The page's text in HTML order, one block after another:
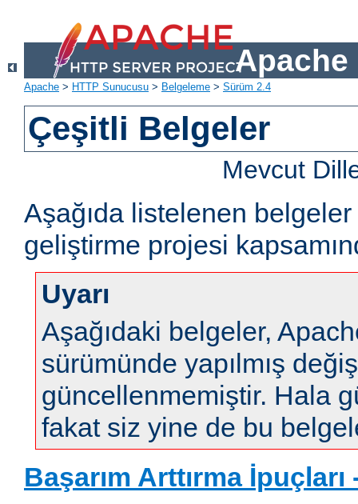
Apache
Apache > HTTP Sunucusu > Belgeleme > Sürüm 2.4
Çeşitli Belgeler
Mevcut
Aşağıda listelenen
geliştirme projesi
Uyarı
Aşağıdaki belgeler,
sürümünde yapılmış
güncellenmemiştir. Hala
fakat siz yine de bu
Başarım Arttırma